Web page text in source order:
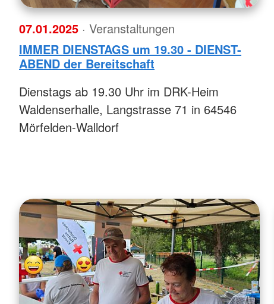
07.01.2025 · Veranstaltungen
IMMER DIENSTAGS um 19.30 - DIENST-
ABEND der Bereitschaft
Dienstags ab 19.30 Uhr im DRK-Heim
Waldenserhalle, Langstrasse 71 in 64546
Mörfelden-Walldorf